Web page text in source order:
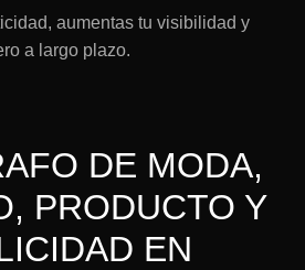
aumentas tu visibilidad y
a largo plazo.
DE MODA,
PRODUCTO Y
EN